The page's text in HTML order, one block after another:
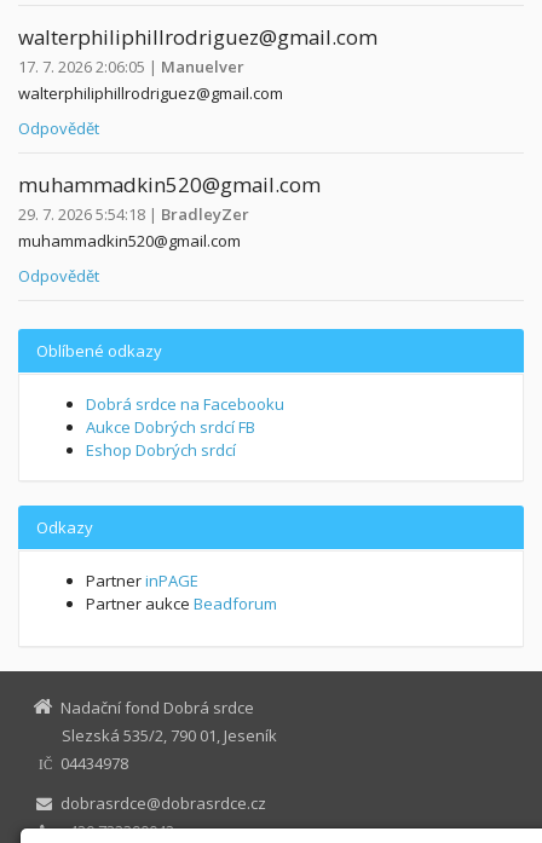
walterphiliphillrodriguez@gmail.com
17. 7. 2026 2:06:05 | Manuelver
walterphiliphillrodriguez@gmail.com
Odpovědět
muhammadkin520@gmail.com
29. 7. 2026 5:54:18 | BradleyZer
muhammadkin520@gmail.com
Odpovědět
Oblíbené odkazy
Dobrá srdce na Facebooku
Aukce Dobrých srdcí FB
Eshop Dobrých srdcí
Odkazy
PartnerinPAGE
Partner aukce Beadforum
Nadační fond Dobrá srdce
Slezská 535/2, 790 01, Jeseník
IČ
04434978
dobrasrdce@dobrasrdce.cz
+420 732390042